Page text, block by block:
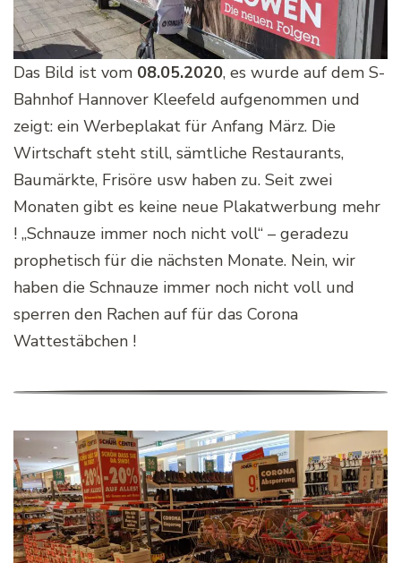
Das Bild ist vom 08.05.2020, es wurde auf dem S-
Bahnhof Hannover Kleefeld aufgenommen und
zeigt: ein Werbeplakat für Anfang März. Die
Wirtschaft steht still, sämtliche Restaurants,
Baumärkte, Frisöre usw haben zu. Seit zwei
Monaten gibt es keine neue Plakatwerbung mehr
! „Schnauze immer noch nicht voll“ – geradezu
prophetisch für die nächsten Monate. Nein, wir
haben die Schnauze immer noch nicht voll und
sperren den Rachen auf für das Corona
Wattestäbchen !